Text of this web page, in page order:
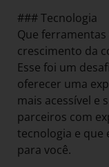
### Tecnologia
Que
crescimento da
Esse foi um
oferecer uma
mais acessível e
parceiros com
tecnologia e que
para você.